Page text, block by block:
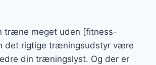
træne meget uden [fitness-
det rigtige træningsudstyr være
din træningslyst. Og der er